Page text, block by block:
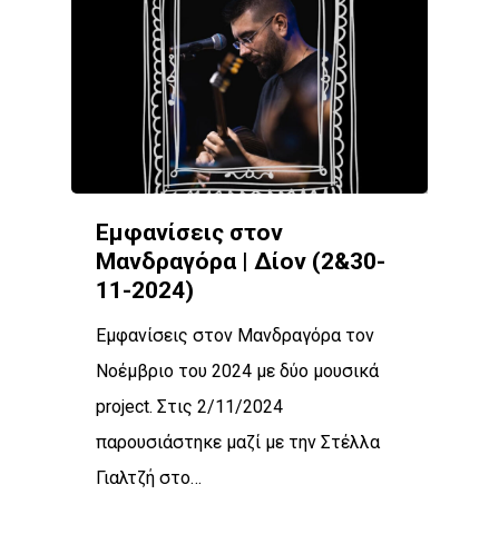
Εμφανίσεις στον
Μανδραγόρα | Δίον (2&30-
11-2024)
Εμφανίσεις στον Μανδραγόρα τον
Νοέμβριο του 2024 με δύο μουσικά
project. Στις 2/11/2024
παρουσιάστηκε μαζί με την Στέλλα
Γιαλτζή στο…